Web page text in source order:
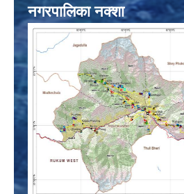
नगरपालिका नक्शा